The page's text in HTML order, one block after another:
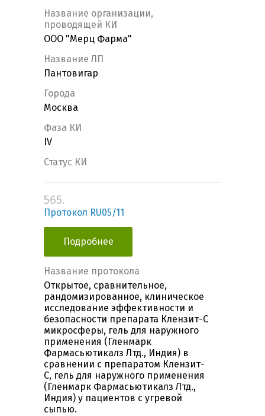
Название организации,
проводящей КИ
ООО "Мерц Фарма"
Название ЛП
Пантовигар
Города
Москва
Фаза КИ
IV
Статус КИ
565.
Протокол RU05/11
Подробнее
Название протокола
Открытое, сравнительное,
рандомизированное, клиническое
исследование эффективности и
безопасности препарата Клензит-С
микросферы, гель для наружного
применения (Гленмарк
Фармасьютикалз Лтд., Индия) в
сравнении с препаратом Клензит-
С, гель для наружного применения
(Гленмарк Фармасьютикалз Лтд.,
Индия) у пациентов с угревой
сыпью.